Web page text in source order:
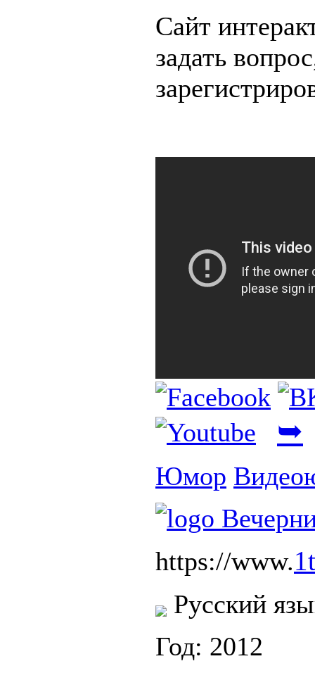
Сайт
задать
➥
Юмор
https://www.
Русский
Год: 2012